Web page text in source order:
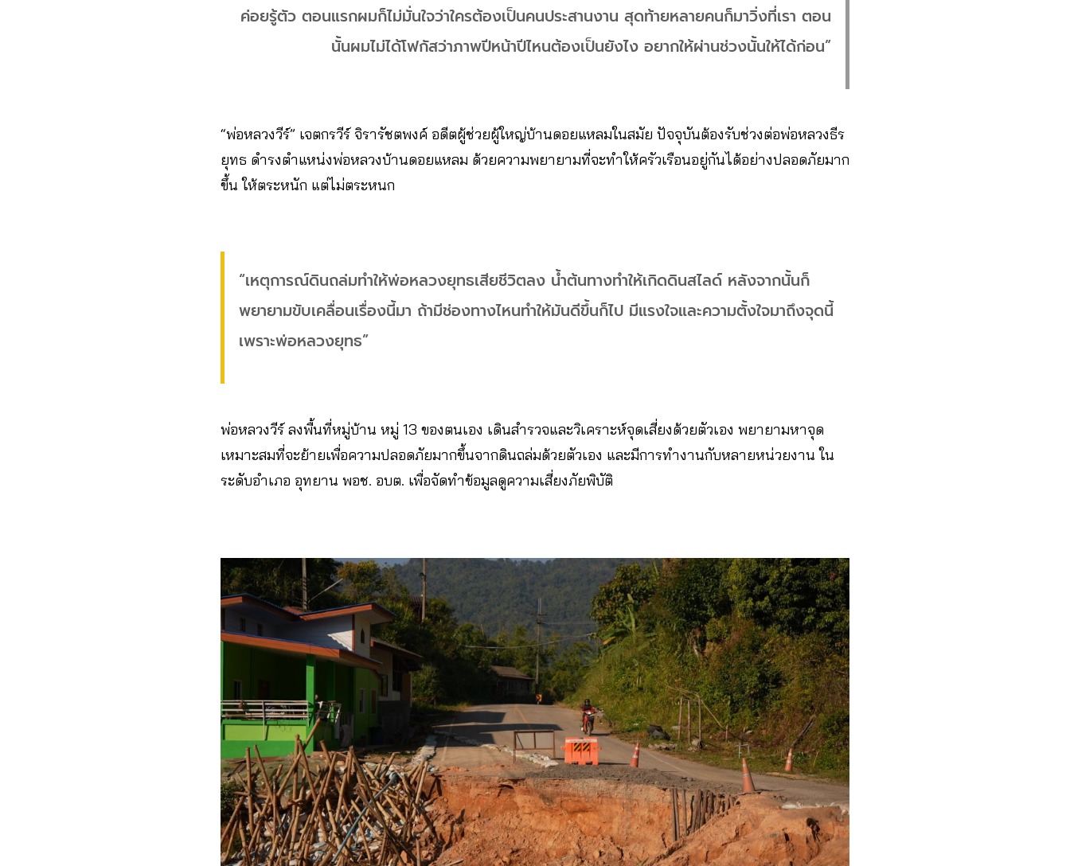
ค่อยรู้ตัว ตอนแรกผมก็ไม่มั่นใจว่าใครต้องเป็นคนประสานงาน สุดท้ายหลายคนก็มาวิ่งที่เรา ตอน
นั้นผมไม่ได้โฟกัสว่าภาพปีหน้าปีไหนต้องเป็นยังไง อยากให้ผ่านช่วงนั้นให้ได้ก่อน”
“พ่อหลวงวีร์” เจตกรวีร์ จิรารัชตพงค์ อดีตผู้ช่วยผู้ใหญ่บ้านดอยแหลมในสมัย ปัจจุบันต้องรับช่วงต่อพ่อหลวงธีร
ยุทธ ดำรงตำแหน่งพ่อหลวงบ้านดอยแหลม ด้วยความพยายามที่จะทำให้ครัวเรือนอยู่กันได้อย่างปลอดภัยมาก
ขึ้น ให้ตระหนัก แต่ไม่ตระหนก
“เหตุการณ์ดินถล่มทำให้พ่อหลวงยุทธเสียชีวิตลง น้ำต้นทางทำให้เกิดดินสไลด์ หลังจากนั้นก็
พยายามขับเคลื่อนเรื่องนี้มา ถ้ามีช่องทางไหนทำให้มันดีขึ้นก็ไป มีแรงใจและความตั้งใจมาถึงจุดนี้
เพราะพ่อหลวงยุทธ”
พ่อหลวงวีร์ ลงพื้นที่หมู่บ้าน หมู่ 13 ของตนเอง เดินสำรวจและวิเคราะห์จุดเสี่ยงด้วยตัวเอง พยายามหาจุด
เหมาะสมที่จะย้ายเพื่อความปลอดภัยมากขึ้นจากดินถล่มด้วยตัวเอง และมีการทำงานกับหลายหน่วยงาน ใน
ระดับอำเภอ อุทยาน พอช. อบต. เพื่อจัดทำข้อมูลดูความเสี่ยงภัยพิบัติ